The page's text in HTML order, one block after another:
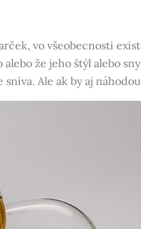
vo všeobecnosti
že jeho štýl alebo
Ale ak by aj